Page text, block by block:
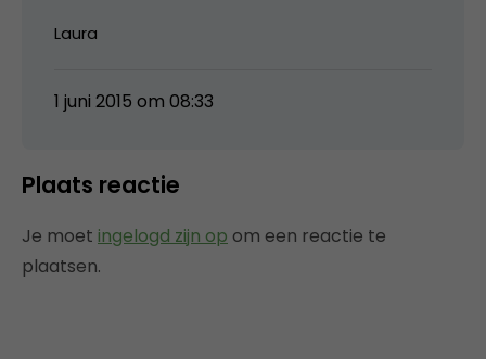
Laura
1 juni 2015 om 08:33
Plaats reactie
Je moet ingelogd zijn op om een reactie te
plaatsen.